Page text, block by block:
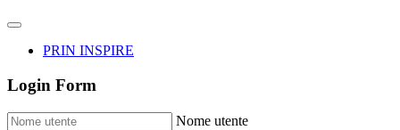
PRIN INSPIRE
Login Form
Nome utente